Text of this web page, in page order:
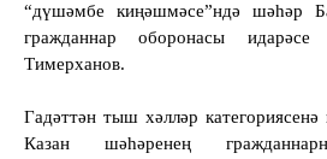
“дүшәмбе киңәшмәсе”ндә шәһәр
гражданнар оборонасы
Тимерханов.
Гадәттән тыш хәлләр категориясенә
Казан шәһәренең